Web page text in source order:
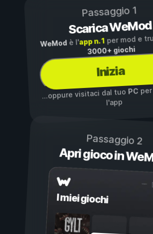
Passaggio 1
Scarica WeMod
WeMod è l'app n. 1per mod e
3000+ giochi
Inizia
...oppure visitaci dal tuoPC
l'app
Passaggio 2
Apri gioco in
I miei giochi